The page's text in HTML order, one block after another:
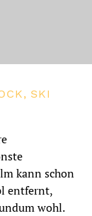
SKI
kann schon
entfernt,
wohl.